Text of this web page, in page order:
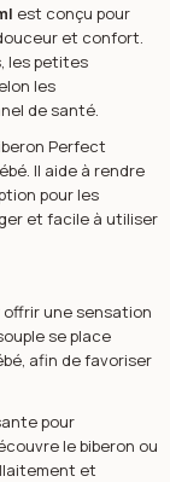
est conçu pour
et confort.
les petites
les
de santé.
Perfect
Il aide à rendre
pour les
et facile à utiliser
une sensation
se place
afin de favoriser
pour
le biberon ou
et